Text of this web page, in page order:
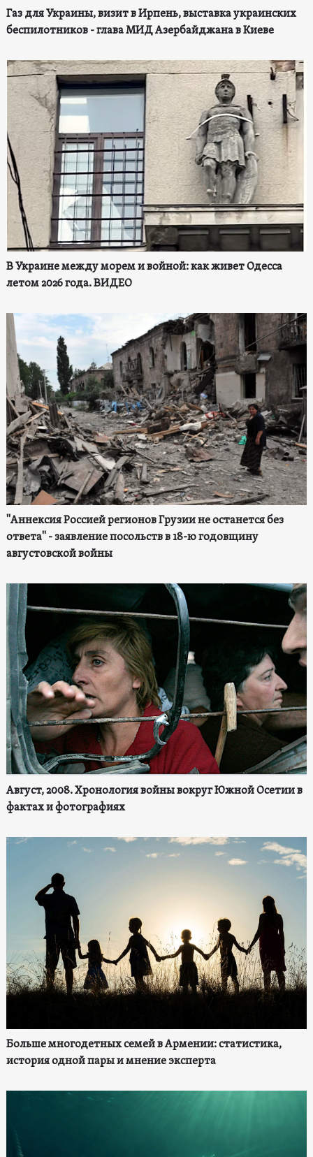
Газ для Украины, визит в Ирпень, выставка украинских
беспилотников - глава МИД Азербайджана в Киеве
В Украине между морем и войной: как живет Одесса
летом 2026 года. ВИДЕО
"Аннексия Россией регионов Грузии не останется без
ответа" - заявление посольств в 18-ю годовщину
августовской войны
Август, 2008. Хронология войны вокруг Южной Осетии в
фактах и фотографиях
Больше многодетных семей в Армении: статистика,
история одной пары и мнение эксперта